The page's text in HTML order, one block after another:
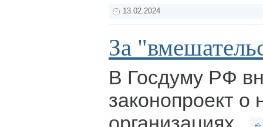
13.02.2024
За
В Госдуму РФ
законопроект о